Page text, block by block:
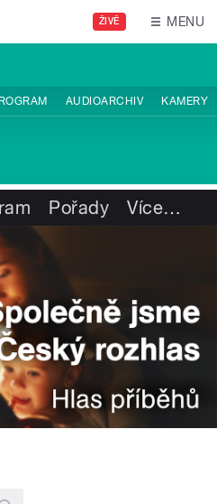
ŽIVĚ MENU
AUDIOARCHIV KAMERY
Pořady Více…